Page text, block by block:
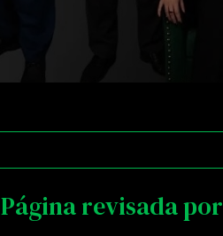
Página revisada por